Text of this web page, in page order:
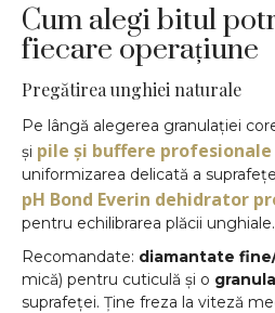
Cum alegi bitul
fiecare operațiune
Pregătirea unghiei naturale
Pe lângă alegerea granulației
și pile și buffere profesionale
uniformizarea delicată a
pH Bond Everin dehidrator
pentru echilibrarea plăcii unghiale.
Recomandate: diamantate
mică) pentru cuticulă și o
suprafeței. Ține freza la viteză